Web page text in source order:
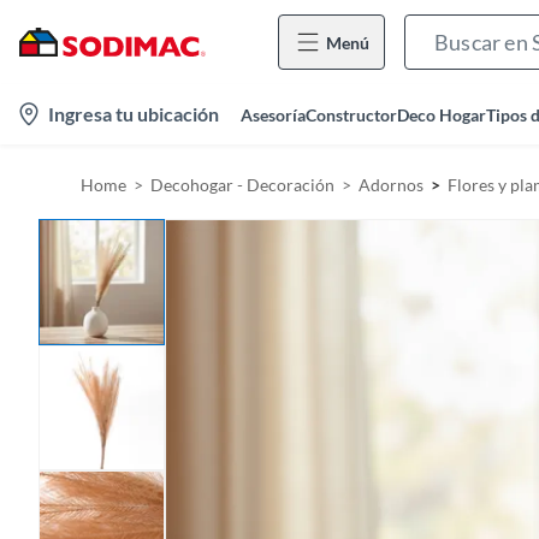
Menú
Ingresa tu ubicación AsesoríaConstructorDeco HogarTipos
Home Decohogar - Decoración Adornos Flores y